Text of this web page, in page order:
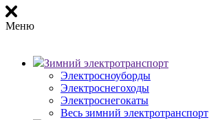
Меню
Зимний электротранспорт
Электросноуборды
Электроснегоходы
Электроснегокаты
Весь зимний электротранспорт